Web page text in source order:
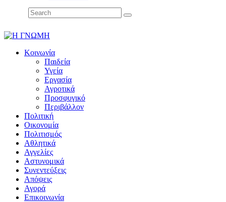
Κοινωνία
Παιδεία
Υγεία
Εργασία
Αγροτικά
Προσφυγικό
Περιβάλλον
Πολιτική
Οικονομία
Πολιτισμός
Αθλητικά
Αγγελίες
Αστυνομικά
Συνεντεύξεις
Απόψεις
Αγορά
Επικοινωνία